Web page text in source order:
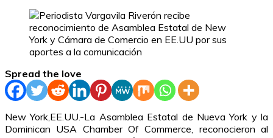
Spread the love
New York,EE.UU.-La Asamblea Estatal de Nueva York y la
Dominican USA Chamber Of Commerce, reconocieron al